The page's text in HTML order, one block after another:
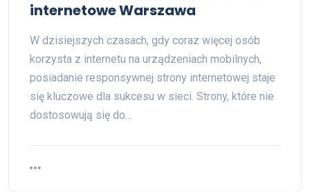
internetowe Warszawa
W dzisiejszych czasach, gdy coraz więcej osób
korzysta z internetu na urządzeniach mobilnych,
posiadanie responsywnej strony internetowej staje
się kluczowe dla sukcesu w sieci. Strony, które nie
dostosowują się do…